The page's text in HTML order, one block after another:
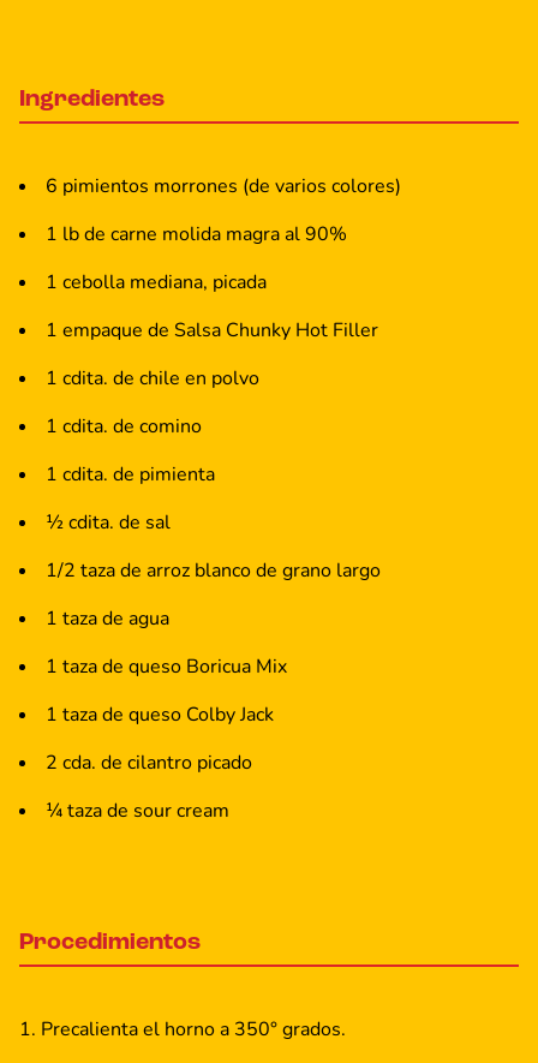
Ingredientes
6 pimientos morrones (de varios colores)
1 lb de carne molida magra al 90%
1 cebolla mediana, picada
1 empaque de Salsa Chunky Hot Filler
1 cdita. de chile en polvo
1 cdita. de comino
1 cdita. de pimienta
½ cdita. de sal
1/2 taza de arroz blanco de grano largo
1 taza de agua
1 taza de queso Boricua Mix
1 taza de queso Colby Jack
2 cda. de cilantro picado
¼ taza de sour cream
Procedimientos
Precalienta el horno a 350° grados.